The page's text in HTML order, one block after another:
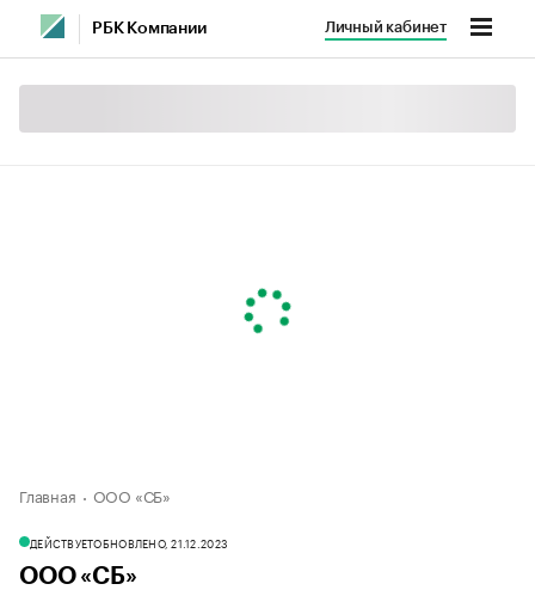
РБК Компании Личный кабинет
Главная ООО «СБ»
ДЕЙСТВУЕТОБНОВЛЕНО, 21.12.2023
ООО «СБ»